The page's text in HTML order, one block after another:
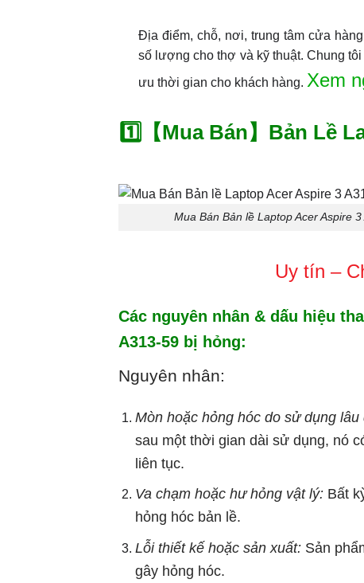
Địa điểm, chỗ, nơi, trung tâm cửa
số lượng cho thợ và kỹ thuật. Chung
ưu thời gian cho khách hàng.Xem
1️⃣【Mua Bán】Bản Lề
Mua Bán Bản lề Laptop Acer Aspire
Uy tín –
Các nguyên nhân & dấu hiệu
A313-59 bị hỏng:
Nguyên nhân:
Mòn hoặc hỏng hóc do sử dụng lâu
sau một thời gian dài sử dụng, nó
liên tục.
Va chạm hoặc hư hỏng vật lý: Bất
hỏng hóc bản lề.
Lỗi thiết kế hoặc sản xuất: Sản
gây hỏng hóc.